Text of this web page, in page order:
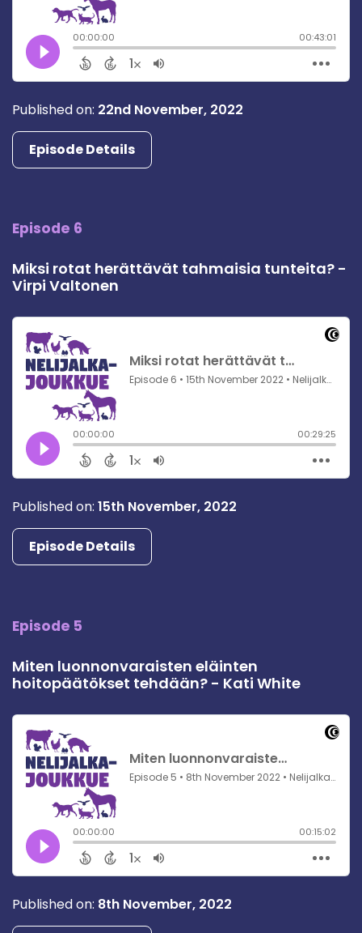
Published on: 22nd November, 2022
Episode Details
Episode 6
Miksi rotat herättävät tahmaisia tunteita? -
Virpi Valtonen
Published on: 15th November, 2022
Episode Details
Episode 5
Miten luonnonvaraisten eläinten
hoitopäätökset tehdään? - Kati White
Published on: 8th November, 2022